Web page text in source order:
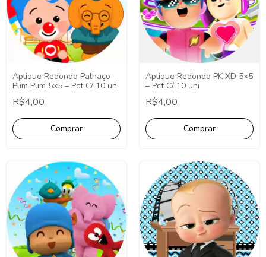
Aplique Redondo Palhaço
Plim Plim 5×5 – Pct C/ 10 uni
R$4,00
Aplique Redondo PK XD 5×5
– Pct C/ 10 uni
R$4,00